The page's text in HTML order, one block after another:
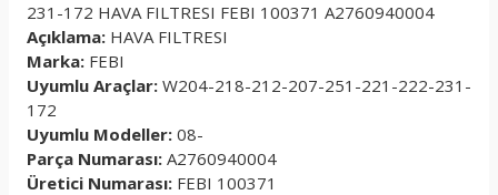
231-172 HAVA FILTRESI FEBI 100371 A2760940004
Açıklama: HAVA FILTRESI
Marka: FEBI
Uyumlu Araçlar: W204-218-212-207-251-221-222-231-
172
Uyumlu Modeller: 08-
Parça Numarası: A2760940004
Üretici Numarası: FEBI 100371